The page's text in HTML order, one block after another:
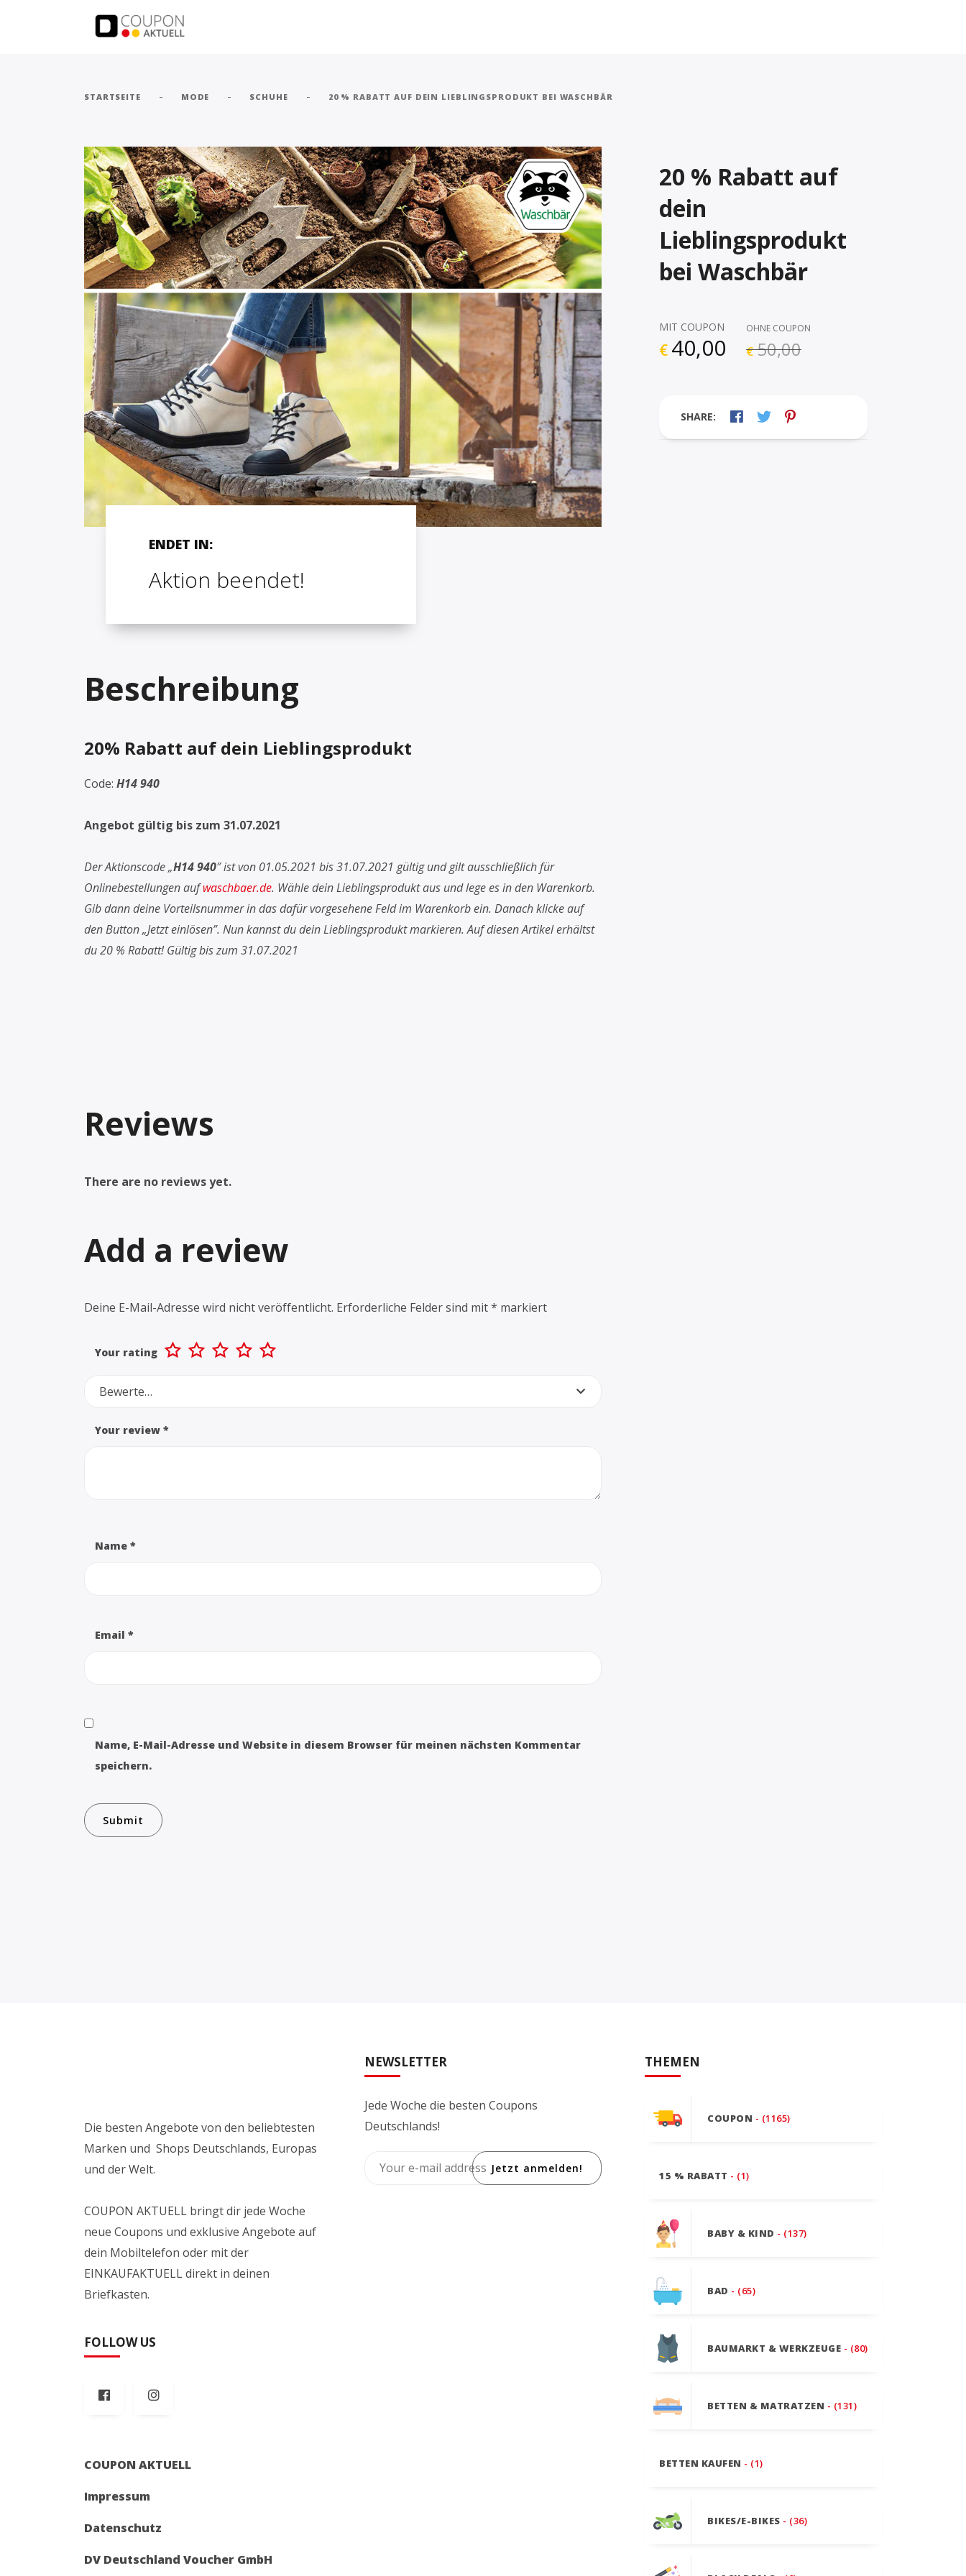
STARTSEITE - MODE - SCHUHE - 20 % RABATT AUF DEIN LIEBLINGSPRODUKT BEI WASCHBÄR
20 % Rabatt auf
dein
Lieblingsprodukt
bei Waschbär
MIT COUPON
€ 40,00
OHNE COUPON
€ 50,00
SHARE:
ENDET IN:
Aktion beendet!
Beschreibung
20% Rabatt auf dein Lieblingsprodukt
Code: H14 940
Angebot gültig bis zum 31.07.2021
Der Aktionscode „H14 940″ ist von 01.05.2021 bis 31.07.2021 gültig und gilt ausschließlich für
Onlinebestellungen aufwaschbaer.de. Wähle dein Lieblingsprodukt aus und lege es in den Warenkorb.
Gib dann deine Vorteilsnummer in das dafür vorgesehene Feld im Warenkorb ein. Danach klicke auf
den Button „Jetzt einlösen”. Nun kannst du dein Lieblingsprodukt markieren. Auf diesen Artikel erhältst
du 20 % Rabatt! Gültig bis zum 31.07.2021
Reviews
There are no reviews yet.
Add a review
Deine E-Mail-Adresse wird nicht veröffentlicht. Erforderliche Felder sind mit* markiert
Your rating
Bewerte…
Your review *
Name *
Email *
Name, E-Mail-Adresse und Website in diesem Browser für meinen nächsten Kommentar
speichern.
Die besten Angebote von den beliebtesten
Marken und Shops Deutschlands, Europas
und der Welt.
COUPON AKTUELL bringt dir jede Woche
neue Coupons und exklusive Angebote auf
dein Mobiltelefon oder mit der
EINKAUFAKTUELL direkt in deinen
Briefkasten.
FOLLOW US
COUPON AKTUELL
Impressum
Datenschutz
DV Deutschland Voucher GmbH
NEWSLETTER
Jede Woche die besten Coupons
Deutschlands!
Jetzt anmelden!
THEMEN
COUPON - (1165)
15 % RABATT - (1)
BABY & KIND - (137)
BAD - (65)
BAUMARKT & WERKZEUGE - (80)
BETTEN & MATRATZEN - (131)
BETTEN KAUFEN - (1)
BIKES/E-BIKES - (36)